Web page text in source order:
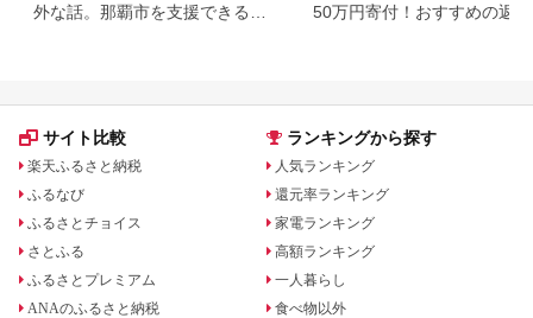
外な話。那覇市を支援できる返
50万円寄付！おすすめの返
サイト比較
楽天ふるさと納税
ふるなび
ふるさとチョイス
さとふる
ふるさとプレミアム
ANAのふるさと納税
ランキングから探す
人気ランキング
還元率ランキング
家電ランキング
高額ランキング
一人暮らし
食べ物以外